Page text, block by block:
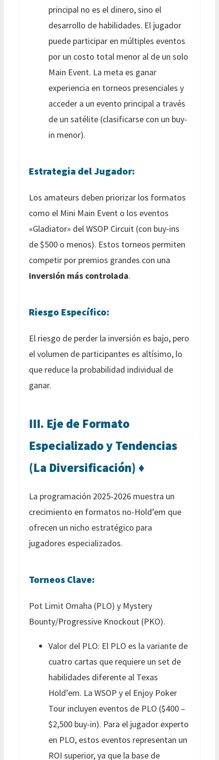
principal no es el dinero, sino el
desarrollo de habilidades. El jugador
puede participar en múltiples eventos
por un costo total menor al de un solo
Main Event. La meta es ganar
experiencia en torneos presenciales y
acceder a un evento principal a través
de un satélite (clasificarse con un buy-
in menor).
Estrategia del Jugador:
Los amateurs deben priorizar los formatos
como el Mini Main Event o los eventos
«Gladiator» del WSOP Circuit (con buy-ins
de $500 o menos). Estos torneos permiten
competir por premios grandes con una
inversión más controlada.
Riesgo Específico:
El riesgo de perder la inversión es bajo, pero
el volumen de participantes es altísimo, lo
que reduce la probabilidad individual de
ganar.
III. Eje de Formato
Especializado y Tendencias
(La Diversificación) ♦️
La programación 2025-2026 muestra un
crecimiento en formatos no-Hold’em que
ofrecen un nicho estratégico para
jugadores especializados.
Torneos Clave:
Pot Limit Omaha (PLO) y Mystery
Bounty/Progressive Knockout (PKO).
Valor del PLO: El PLO es la variante de
cuatro cartas que requiere un set de
habilidades diferente al Texas
Hold’em. La WSOP y el Enjoy Poker
Tour incluyen eventos de PLO ($400 –
$2,500 buy-in). Para el jugador experto
en PLO, estos eventos representan un
ROI superior, ya que la base de